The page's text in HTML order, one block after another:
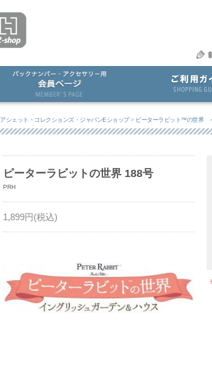
アシェット・コレクションズ・ジャパンEショップ> ピーターラビット™の世界
ピーターラビットの世界 188号
PRH
1,899円(税込)